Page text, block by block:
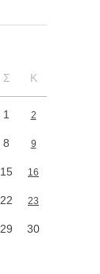
Σ Κ
1 2
8 9
15 16
22 23
29 30